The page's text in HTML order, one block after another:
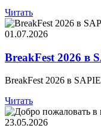
Читать
01.07.2026
BreakFest 2026 в
BreakFest 2026 в
Читать
23.05.2026